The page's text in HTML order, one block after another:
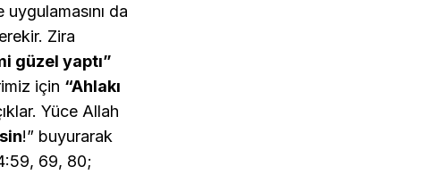
da
Zira
güzel yaptı”
için “Ahlakı
Yüce Allah
!” buyurarak
69, 80;